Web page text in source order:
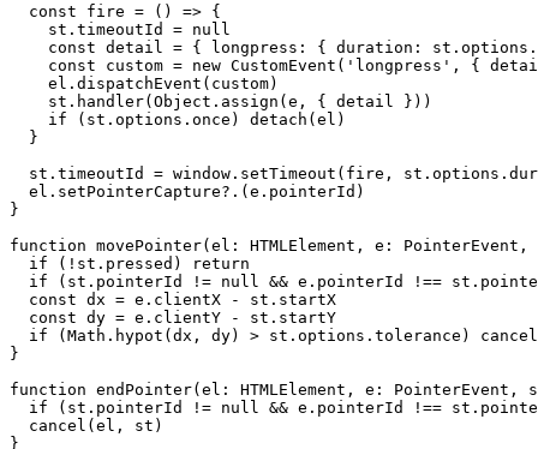
  const fire = () => {
    st.timeoutId = null
const detail = { longpress: { duration:
const custom = new CustomEvent('longpress', {
    el.dispatchEvent(custom)
    st.handler(Object.assign(e, { detail }))
    if (st.options.once) detach(el)
  }
st.timeoutId = window.setTimeout(fire,
  el.setPointerCapture?.(e.pointerId)
}
function movePointer(el: HTMLElement, e:
  if (!st.pressed) return
if (st.pointerId != null && e.pointerId !==
  const dx = e.clientX - st.startX
  const dy = e.clientY - st.startY
if (Math.hypot(dx, dy) > st.options.tolerance)
}
function endPointer(el: HTMLElement, e:
if (st.pointerId != null && e.pointerId !==
  cancel(el, st)
}